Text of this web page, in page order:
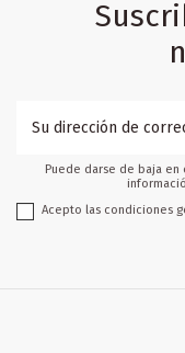
Puede darse de baja en
Acepto las condiciones